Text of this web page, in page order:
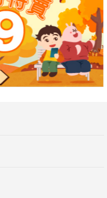
列課程計畫《機器人服務設
，才能駕馭AI，而不是反過
算思維後，本書進一步介紹
便利性，來輔助程式學習的